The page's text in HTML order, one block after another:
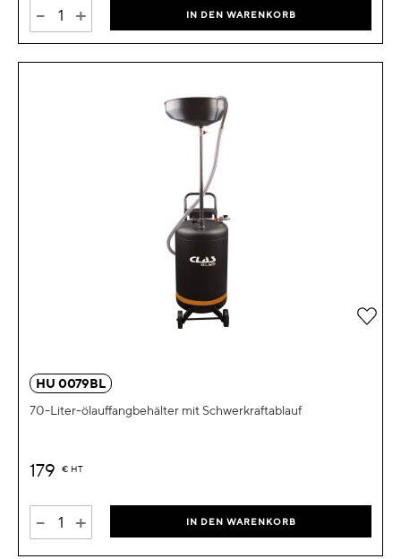
- + IN DEN WARENKORB
HU 0079BL
70-Liter-ölauffangbehälter mit Schwerkraftablauf
179 € HT
- + IN DEN WARENKORB
Zur